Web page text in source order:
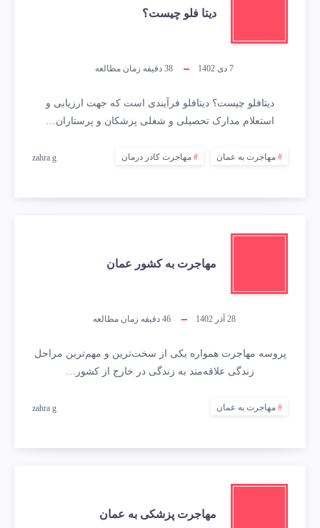
دیتا فلو چیست؟
7 دی 1402 38 دقیقه زمان مطالعه
دیتافلو چیست؟ دیتافلو فرآیندی است که جهت ارزیابی و
استعلام مدارک تحصیلی و شغلی پزشکان و پرستاران…
مهاجرت به عمان مهاجرت کادر درمان zahra g
مهاجرت به کشور عمان
28 آذر 1402 46 دقیقه زمان مطالعه
پروسه مهاجرت همواره یکی از سخت‌ترین و مهم‌ترین مراحل
زندگی علاقه‌مند به زندگی در خارج از کشور…
مهاجرت به عمان zahra g
مهاجرت پزشکی به عمان